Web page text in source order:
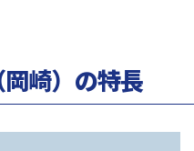
崎）の特長